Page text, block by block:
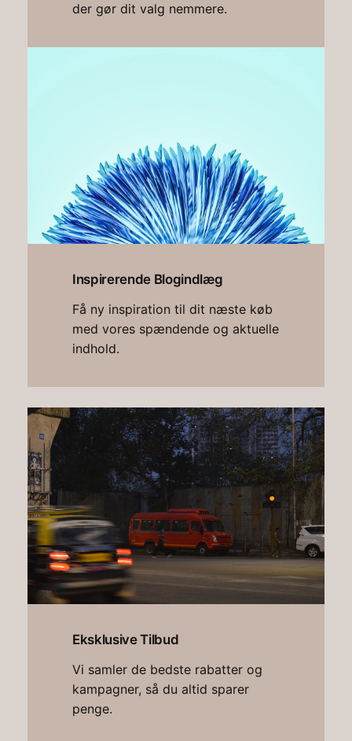
der gør dit valg nemmere.
Inspirerende Blogindlæg
Få ny inspiration til dit næste køb
med vores spændende og aktuelle
indhold.
Eksklusive Tilbud
Vi samler de bedste rabatter og
kampagner, så du altid sparer
penge.